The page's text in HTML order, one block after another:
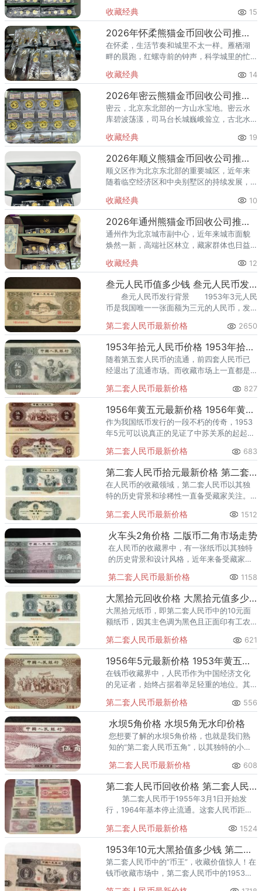
红螺寺的香火绵延不绝——怀柔的藏家群体
也在悄然壮大。熊猫金币，作为
收藏经典 15
2026年怀柔熊猫金币回收公司推荐 怀柔哪里回收熊猫金币
在怀柔，生活节奏和城里不太一样。雁栖湖
畔的晨跑，红螺寺前的钟声，科学城里的忙
值。熊猫金币作为兼具投资与收藏属性的热
门品种，在怀柔的藏家圈子里一
收藏经典 14
2026年密云熊猫金币回收公司推荐 密云回收熊猫金币正规渠道
密云，北京东北部的一方山水宝地。密云水
库碧波荡漾，司马台长城巍峨耸立，古北水
的土地上，越来越多的人开始关注钱币收
藏，熊猫金币凭借其国家法定货币
收藏经典 19
2026年顺义熊猫金币回收公司推荐 顺义回收熊猫金币渠道
顺义区作为北京东北部的重要城区，近年来
随着临空经济区和中央别墅区的持续发展，
量也在稳步增长。然而，不少顺义藏家在考
虑出手熊猫金币时，总会遇到一
收藏经典 10
2026年通州熊猫金币回收公司推荐 通州出手熊猫金币藏家该选哪家？
通州作为北京城市副中心，近年来城市面貌
焕然一新，高端社区林立，藏家群体也日益
爱琴海购物公园，从行政办公区到运河商务
区，关注钱币收藏的人越来越多
收藏经典 12
叁元人民币值多少钱 叁元人民币发行背景
叁元人民币发行背景 1953年3元人民
币是我国唯一一张面额为三元的人民币，发
第二套人民币最新价格 2650
1953年拾元人民币价格 1953年拾元人民币最新价格
随着第五套人民币的流通，前四套人民币已
经退出了流通市场。而收藏市场上一直都是
是根据存世量等决定的。作为我国第二套人
民币，因为退市的年代比较久远
第二套人民币最新价格 827
1956年黄五元最新价格 1956年黄五元值多少钱
作为我国纸币发行的一段不朽的传奇，1953
年5元可以说真正的见证了中苏关系的起起伏
系的迅速恶化，我国政府对1953年5元采取了
回收销毁的手段
第二套人民币最新价格 683
第二套人民币拾元最新价格 第二套人民币拾元值多少钱
在人民币的收藏领域，第二套人民币以其独
特的历史背景和珍稀性一直备受藏家关注。
部分，其价格走势更是成为市场关注的焦
点。现在市场上报价，第二套人民
第二套人民币最新价格 1512
火车头2角价格 二版币二角市场走势
在人民币的收藏界中，有一张纸币以其独特
的历史背景和设计风格，近年来备受藏家追
载着新中国成立初期的经济建设和社会发展
的历史记忆，更因其珍稀性和
第二套人民币最新价格 1158
大黑拾元回收价格 大黑拾元值多少钱
大黑拾元纸币，即第二套人民币中的10元面
额纸币，因其主色调为黑色且正面印有工农
格的详细介绍，包括其发行背景、钱币鉴
赏、价格评估、收藏价值等方面
第二套人民币最新价格 621
1956年5元最新价格 1953年黄五元纸币值多少钱
在钱币收藏界中，人民币作为中国经济文化
的见证者，始终占据着举足轻重的地位。其
史背景、精美的设计图案及有限的存世量，
成为了众多藏家心中的瑰
第二套人民币最新价格 556
水坝5角价格 水坝5角无水印价格
您想要了解的水坝5角价格，也就是我们熟
知的“第二套人民币五角”，以其独特的小丰
根据印钞纸张的区别，分为两个版本，其收
藏价值也因此而异。浅水坝5
第二套人民币最新价格 608
第二套人民币回收价格 第二套人民币价格表一览
第二套人民币于1955年3月1日开始发
行，1964年基本停止流通。这套人民币距今
价值特别
第二套人民币最新价格 1524
1953年10元大黑拾值多少钱 第二套人民币大黑十价格
第二套人民币中的“币王”，收藏价值惊人！在
钱币收藏市场中，第二套人民币中的1953年